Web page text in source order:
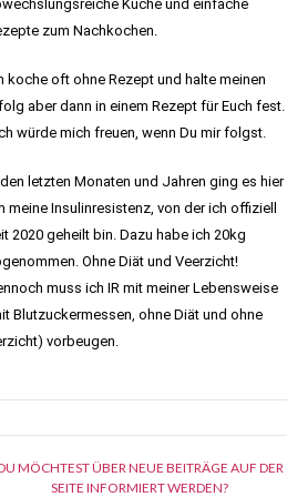
Küche und einfache
zum Nachkochen.
koche oft ohne Rezept und halte meinen
aber dann in einem Rezept für Euch fest.
würde mich freuen, wenn Du mir folgst.
letzten Monaten und Jahren ging es hier
meine Insulinresistenz, von der ich offiziell
2020 geheilt bin. Dazu habe ich 20kg
Ohne Diät und Veerzicht!
muss ich IR mit meiner Lebensweise
Blutzuckermessen, ohne Diät und ohne
vorbeugen.
MÖCHTEST ÜBER NEUE BEITRÄGE AUF DER
SEITE INFORMIERT WERDEN?